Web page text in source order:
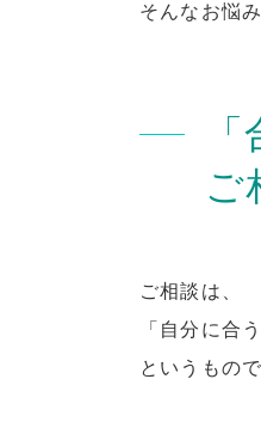
そんなお悩
ご
ご相談は、
「自分に合
というもので